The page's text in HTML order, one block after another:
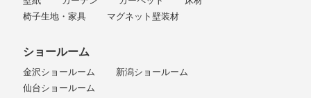
椅子生地・家具
マグネット壁装材
ショールーム
金沢ショールーム
新潟ショールーム
仙台ショールーム